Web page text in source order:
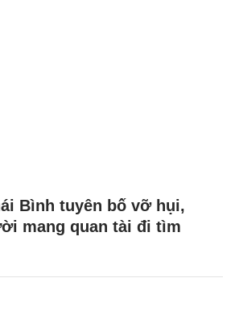
Bình tuyên bố vỡ hụi,
mang quan tài đi tìm